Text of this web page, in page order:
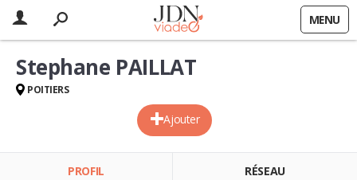
MENU
Ajouter
Stephane PAILLAT
POITIERS
PROFIL RÉSEAU